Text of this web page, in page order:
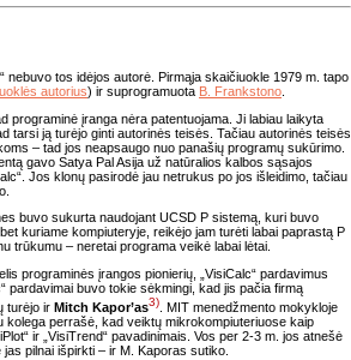
tos idėjos autorė. Pirmąja skaičiuokle 1979 m. tapo
autorius) ir suprogramuota B. Frankstono
programinė įranga nėra patentuojama. Ji labiau laikyta
tarsi ją turėjo ginti autorinės teisės. Tačiau autorinės teisės
– tad jos neapsaugo nuo panašių programų sukūrimo.
gavo Satya Pal Asija už natūralios kalbos sąsajos
Jos klonų pasirodė jau netrukus po jos išleidimo, tačiau
buvo sukurta naudojant UCSD P sistemą, kuri buvo
kuriame kompiuteryje, reikėjo jam turėti labai paprastą P
trūkumu – neretai programa veikė labai lėtai.
programinės įrangos pionierių, „VisiCalc“ pardavimus
pardavimai buvo tokie sėkmingi, kad jis pačia firmą
turėjo ir Mitch Kapor’as3) . MIT menedžmento mokykloje
perrašė, kad veiktų mikrokompiuteriuose kaip
ir „VisiTrend“ pavadinimais. Vos per 2-3 m. jos atnešė
pilnai išpirkti – ir M. Kaporas sutiko.